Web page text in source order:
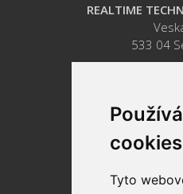
cookies
Tyto
REALTIME
533 04
E-mail: